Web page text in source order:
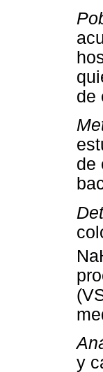
de
de
y